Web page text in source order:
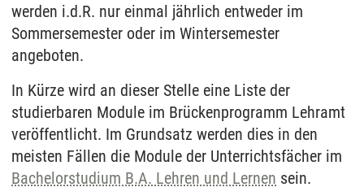
werden i.d.R. nur einmal jährlich entweder im
Sommersemester oder im Wintersemester
angeboten.
In Kürze wird an dieser Stelle eine Liste der
studierbaren Module im Brückenprogramm Lehramt
veröffentlicht. Im Grundsatz werden dies in den
meisten Fällen die Module der Unterrichtsfächer im
Bachelorstudium B.A. Lehren und Lernen sein.